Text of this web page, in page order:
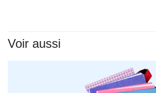
Voir aussi